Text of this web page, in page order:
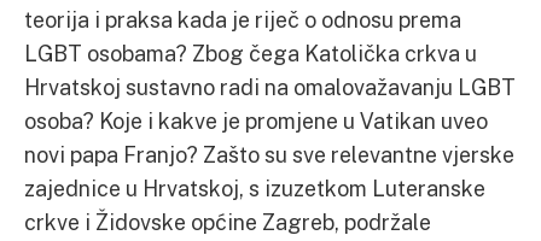
teorija i praksa kada je riječ o odnosu prema
LGBT osobama? Zbog čega Katolička crkva u
Hrvatskoj sustavno radi na omalovažavanju LGBT
osoba? Koje i kakve je promjene u Vatikan uveo
novi papa Franjo? Zašto su sve relevantne vjerske
zajednice u Hrvatskoj, s izuzetkom Luteranske
crkve i Židovske općine Zagreb, podržale